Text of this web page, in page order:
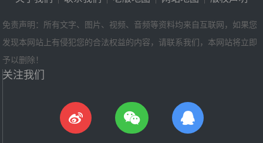
免责声明：所有文字、图片、视频、音频等资料均来自互联网，如果您
发现本网站上有侵犯您的合法权益的内容，请联系我们，本网站将立即
予以删除！
关注我们